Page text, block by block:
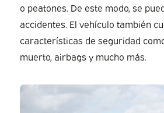
o peatones. De este modo, se
accidentes. El vehículo también
características de seguridad
muerto, airbags y mucho más.